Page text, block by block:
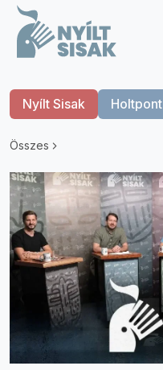
Nyílt Sisak Holtpont
Összes